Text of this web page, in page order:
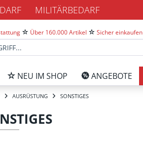
MILITÄRBEDARF
Über 160.000 Artikel Sicher einkaufen
NEU IM SHOP ANGEBOTE
AUSRÜSTUNG SONSTIGES